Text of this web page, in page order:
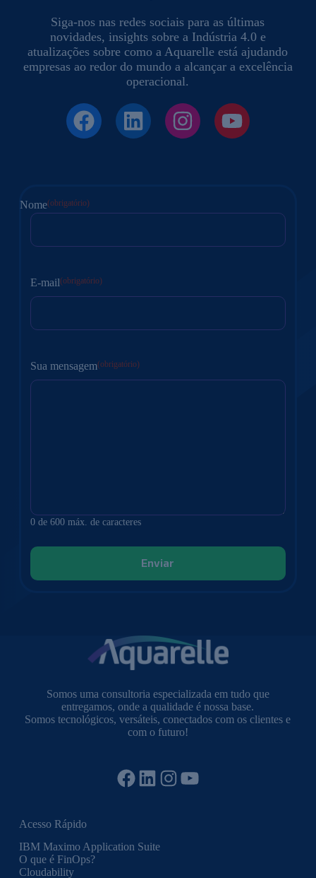
Siga-nos nas redes sociais para as últimas
novidades, insights sobre a Indústria 4.0 e
atualizações sobre como a Aquarelle está ajudando
empresas ao redor do mundo a alcançar a excelência
operacional.
Nome(obrigatório)
E-mail(obrigatório)
Sua mensagem(obrigatório)
0 de 600 máx. de caracteres
Somos uma consultoria especializada em tudo que
entregamos, onde a qualidade é nossa base.
Somos tecnológicos, versáteis, conectados com os clientes e
com o futuro!
Facebook
LinkedIn
Instagram
YouTube
Acesso Rápido
IBM Maximo Application Suite
O que é FinOps?
Cloudability